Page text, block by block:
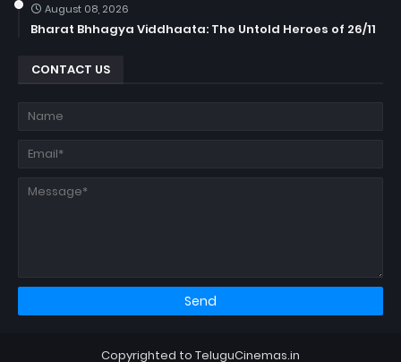
August 08, 2026
Bharat Bhhagya Viddhaata: The Untold Heroes of 26/11
CONTACT US
Copyrighted to TeluguCinemas.in